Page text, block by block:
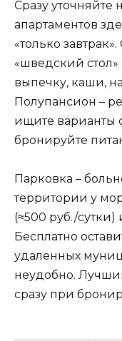
Сразу уточняйте
апартаментов
«только
«шведский
выпечку, каши,
Полупансион –
ищите варианты
бронируйте
Парковка –
территории у
(≈500 руб./
Бесплатно
удаленных
неудобно.
сразу при